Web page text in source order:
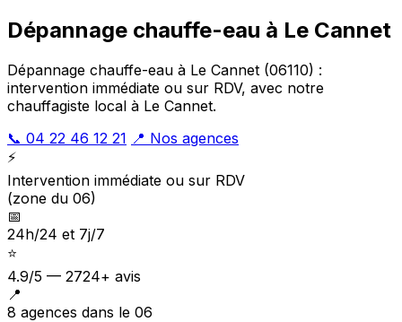
Dépannage chauffe-eau à Le Cannet
Dépannage chauffe-eau à Le Cannet (06110) :
intervention immédiate ou sur RDV, avec notre
chauffagiste local à Le Cannet.
📞 04 22 46 12 21 📍 Nos agences
⚡
Intervention immédiate ou sur RDV
(zone du 06)
📅
24h/24 et 7j/7
⭐
4.9/5 — 2724+ avis
📍
8 agences dans le 06